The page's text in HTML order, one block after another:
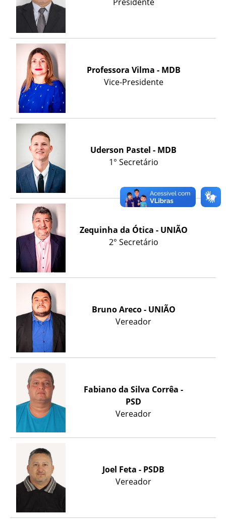
Professora Vilma - MDB
Vice-Presidente
Uderson Pastel - MDB
1° Secretário
Zequinha da Ótica - UNIÃO
2° Secretário
Bruno Areco - UNIÃO
Vereador
Fabiano da Silva Corrêa -
PSD
Vereador
Joel Feta - PSDB
Vereador